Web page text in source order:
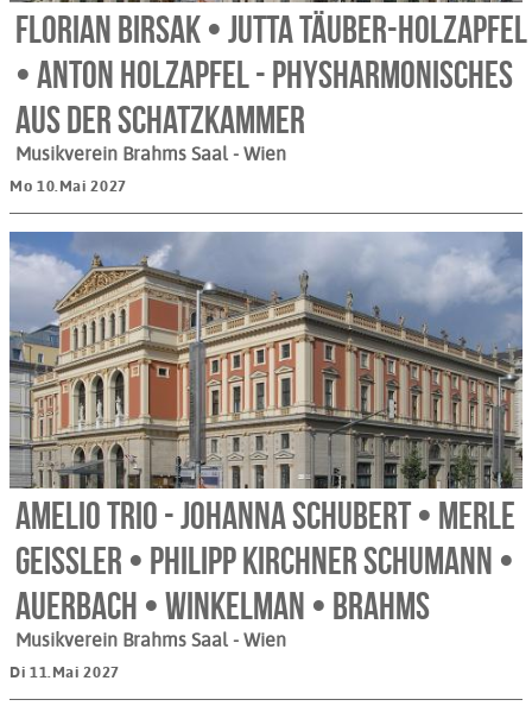
Florian Birsak • Jutta Täuber-Holzapfel
• Anton Holzapfel - Physharmonisches
Aus der Schatzkammer
Musikverein Brahms Saal - Wien
Mo 10.Mai 2027
Amelio Trio - Johanna Schubert • Merle
Geißler • Philipp Kirchner Schumann •
Auerbach • Winkelman • Brahms
Musikverein Brahms Saal - Wien
Di 11.Mai 2027